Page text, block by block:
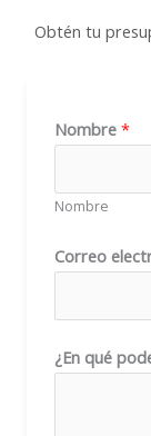
Obtén tu
*
y
d
r
t
Nombre *
Nombre
Correo
¿En qué